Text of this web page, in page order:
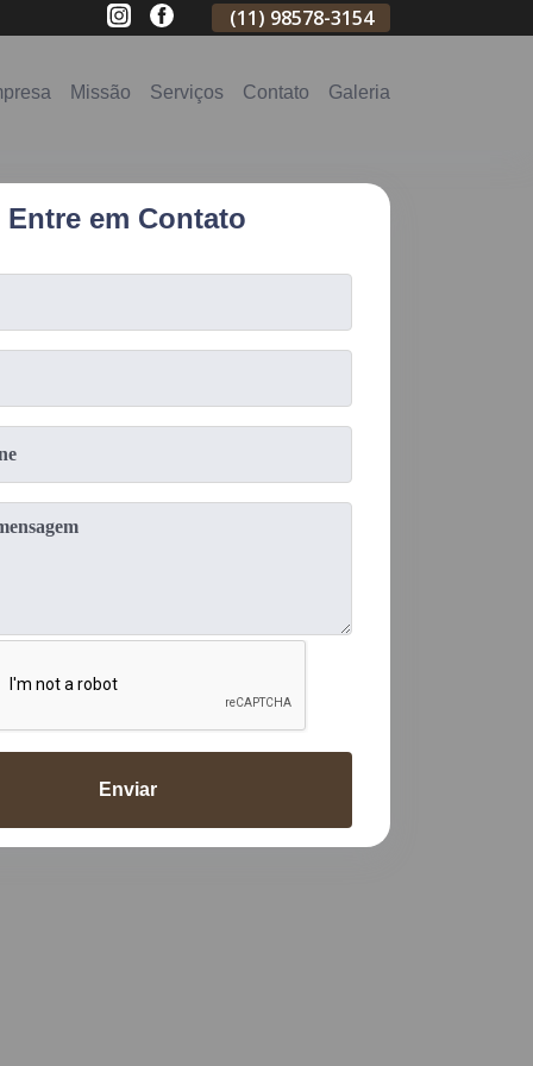
2796-3704 (11) 98578-3154
Missão Serviços Contato Galeria
Entre em Contato
Enviar